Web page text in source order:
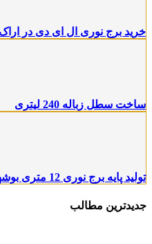
خرید برج نوری ال ای دی در اراک
ساخت سطل زباله 240 لیتری
تولید پایه برج نوری 12 متری بوشهر
مطالب